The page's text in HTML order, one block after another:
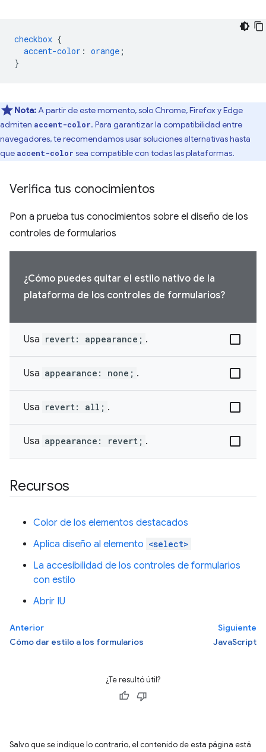
checkbox {
accent-color : orange ;
}
Nota:A partir de este momento, solo Chrome, Firefox y Edge
admiten accent-color. Para garantizar la compatibilidad entre
navegadores, te recomendamos usar soluciones alternativas hasta
que accent-color sea compatible con todas las plataformas.
Verifica tus conocimientos
Pon a prueba tus conocimientos sobre el diseño de los
controles de formularios
¿Cómo puedes quitar el estilo nativo de la
plataforma de los controles de formularios?
Usa revert: appearance; .
Usa appearance: none; .
Usa revert: all; .
Usa appearance: revert; .
Recursos
Color de los elementos destacados
Aplica diseño al elemento <select>
La accesibilidad de los controles de formularios
con estilo
Abrir IU
Anterior
Cómo dar estilo a los formularios
Siguiente
JavaScript
¿Te resultó útil?
Salvo que se indique lo contrario, el contenido de esta página está